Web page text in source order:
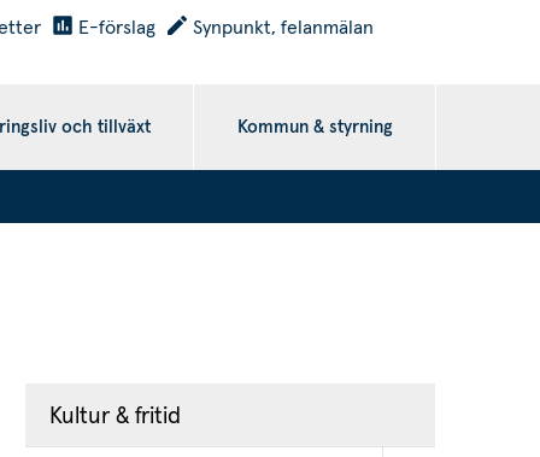
E-förslag
Synpunkt, felanmälan
och tillväxt Kommun & styrning
Kultur & fritid